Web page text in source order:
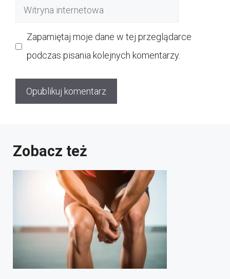
Witryna
Zapamiętaj moje dane w tej przeglądarce
podczas pisania kolejnych komentarzy.
Zobacz też